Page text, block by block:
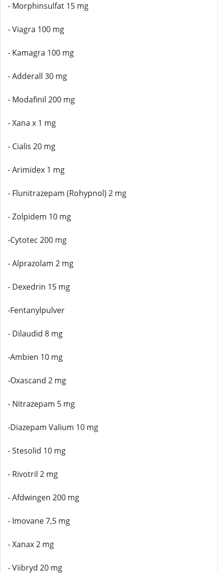
- Morphinsulfat 15 mg
- Viagra 100 mg
- Kamagra 100 mg
- Adderall 30 mg
- Modafinil 200 mg
- Xana x 1 mg
- Cialis 20 mg
- Arimidex 1 mg
- Flunitrazepam (Rohypnol) 2 mg
- Zolpidem 10 mg
-Cytotec 200 mg
- Alprazolam 2 mg
- Dexedrin 15 mg
-Fentanylpulver
- Dilaudid 8 mg
-Ambien 10 mg
-Oxascand 2 mg
- Nitrazepam 5 mg
-Diazepam Valium 10 mg
- Stesolid 10 mg
- Rivotril 2 mg
- Afdwingen 200 mg
- Imovane 7,5 mg
- Xanax 2 mg
- Viibryd 20 mg